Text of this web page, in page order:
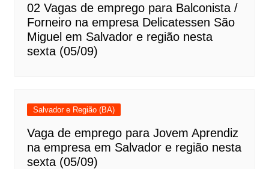
02 Vagas de emprego para Balconista /
Forneiro na empresa Delicatessen São
Miguel em Salvador e região nesta
sexta (05/09)
Salvador e Região (BA)
Vaga de emprego para Jovem Aprendiz
na empresa em Salvador e região nesta
sexta (05/09)